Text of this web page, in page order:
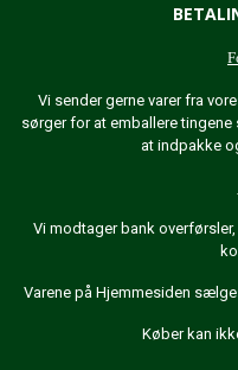
Vi sender gerne varer fra
sørger for at emballere
at indpakke
Vi modtager bank
Varene på Hjemmesiden
Køber kan